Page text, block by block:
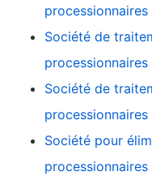
processionnaires
Société de
Société de
Société pour
processionnaires